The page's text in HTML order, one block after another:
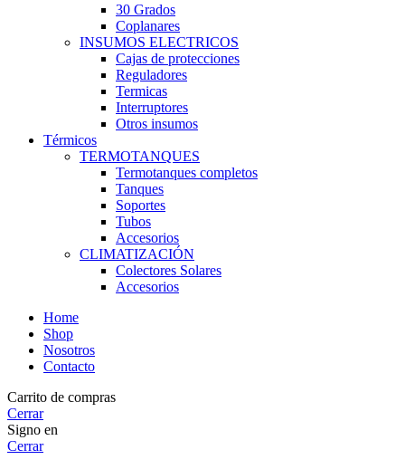
30 Grados
Coplanares
INSUMOS ELECTRICOS
Cajas de protecciones
Reguladores
Termicas
Interruptores
Otros insumos
Térmicos
TERMOTANQUES
Termotanques completos
Tanques
Soportes
Tubos
Accesorios
CLIMATIZACIÓN
Colectores Solares
Accesorios
Home
Shop
Nosotros
Contacto
Carrito de compras
Cerrar
Signo en
Cerrar